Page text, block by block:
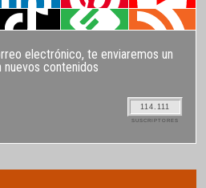
electrónico, te enviaremos un
nuevos contenidos
114.111
SUSCRIPTORES